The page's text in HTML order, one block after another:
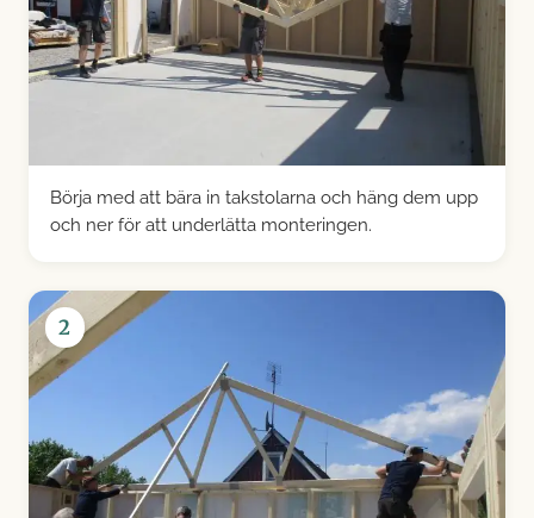
Börja med att bära in takstolarna och häng dem upp
och ner för att underlätta monteringen.
2